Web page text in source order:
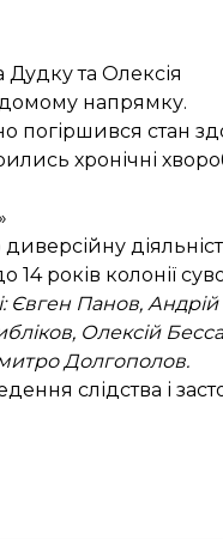
та Олексія
напрямку.
погіршився стан
хронічні
14 років колонії
Євген Панов,
Олексій
Долгополов.
слідства і